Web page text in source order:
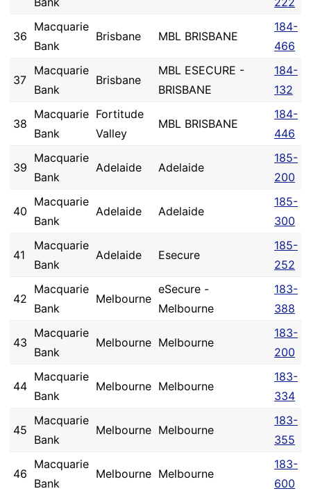
36
Macquarie
Bank
Brisbane MBL BRISBANE
184-
466
37
Macquarie
Bank
Brisbane
MBL ESECURE -
BRISBANE
184-
132
38
Macquarie
Bank
Fortitude
Valley
MBL BRISBANE
184-
446
39
Macquarie
Bank
Adelaide Adelaide
185-
200
40
Macquarie
Bank
Adelaide Adelaide
185-
300
41
Macquarie
Bank
Adelaide Esecure
185-
252
42
Macquarie
Bank
Melbourne
eSecure -
Melbourne
183-
388
43
Macquarie
Bank
Melbourne Melbourne
183-
200
44
Macquarie
Bank
Melbourne Melbourne
183-
334
45
Macquarie
Bank
Melbourne Melbourne
183-
355
46
Macquarie
Bank
Melbourne Melbourne
183-
600